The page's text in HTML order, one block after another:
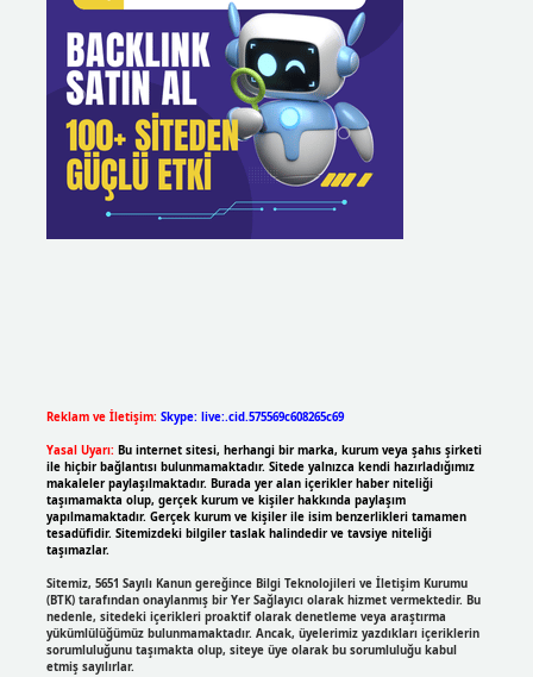
Reklam ve İletişim: Skype: live:.cid.575569c608265c69
Yasal Uyarı: Bu internet sitesi, herhangi bir marka, kurum veya şahıs şirketi
ile hiçbir bağlantısı bulunmamaktadır. Sitede yalnızca kendi hazırladığımız
makaleler paylaşılmaktadır. Burada yer alan içerikler haber niteliği
taşımamakta olup, gerçek kurum ve kişiler hakkında paylaşım
yapılmamaktadır. Gerçek kurum ve kişiler ile isim benzerlikleri tamamen
tesadüfidir. Sitemizdeki bilgiler taslak halindedir ve tavsiye niteliği
taşımazlar.
Sitemiz, 5651 Sayılı Kanun gereğince Bilgi Teknolojileri ve İletişim Kurumu
(BTK) tarafından onaylanmış bir Yer Sağlayıcı olarak hizmet vermektedir. Bu
nedenle, sitedeki içerikleri proaktif olarak denetleme veya araştırma
yükümlülüğümüz bulunmamaktadır. Ancak, üyelerimiz yazdıkları içeriklerin
sorumluluğunu taşımakta olup, siteye üye olarak bu sorumluluğu kabul
etmiş sayılırlar.